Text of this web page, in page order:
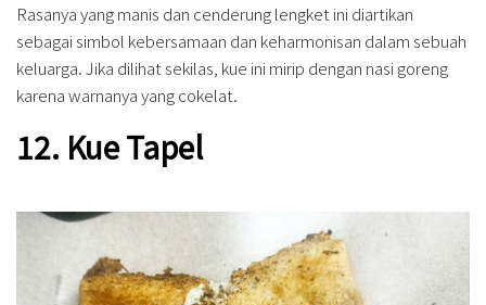
Rasanya yang manis dan cenderung lengket ini diartikan
sebagai simbol kebersamaan dan keharmonisan dalam sebuah
keluarga. Jika dilihat sekilas, kue ini mirip dengan nasi goreng
karena warnanya yang cokelat.
12. Kue Tapel